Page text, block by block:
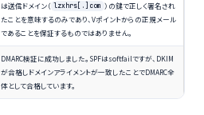
は送信ドメイン（ lzxhrs[.]com ）の鍵で正しく署名され
たことを意味するのみであり、Vポイントからの正規メール
であることを保証するものではありません。
DMARC検証に成功しました。SPFはsoftfailですが、DKIM
が合格しドメインアライメントが一致したことでDMARC全
体として合格しています。